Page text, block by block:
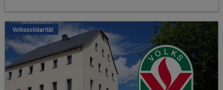
Volkssolidarität